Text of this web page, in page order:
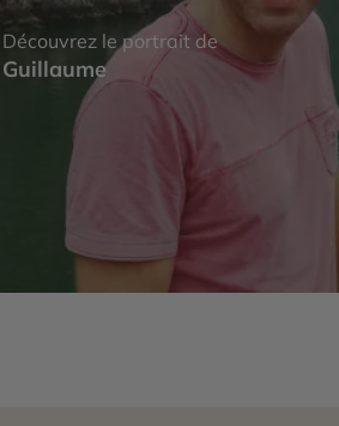
Découvrez le portrait de
Guillaume